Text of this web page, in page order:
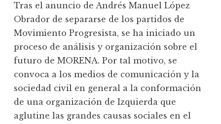
Tras el anuncio de Andrés Manuel López
Obrador de separarse de los partidos de
Movimiento Progresista, se ha iniciado un
proceso de análisis y organización sobre el
futuro de MORENA. Por tal motivo, se
convoca a los medios de comunicación y la
sociedad civil en general a la conformación
de una organización de Izquierda que
aglutine las grandes causas sociales en el